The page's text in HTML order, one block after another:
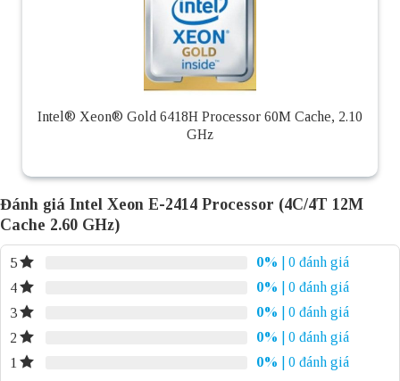
Intel® Xeon® Gold 6418H Processor 60M Cache, 2.10
GHz
Đánh giá Intel Xeon E-2414 Processor (4C/4T 12M
Cache 2.60 GHz)
5 0%
| 0 đánh giá
4
0%
| 0 đánh giá
3
0%
| 0 đánh giá
2
0%
| 0 đánh giá
1
0% | 0 đánh giá